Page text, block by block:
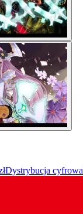
Dystrybucja cyfrowa